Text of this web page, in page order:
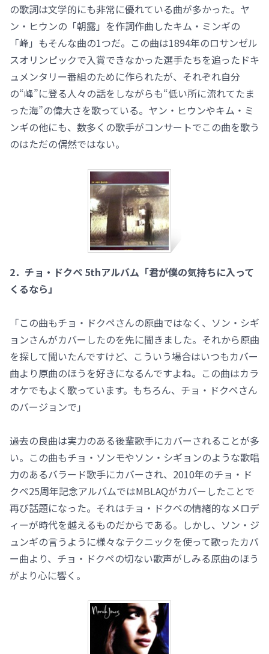
の歌詞は文学的にも非常に優れている曲が多かった。ヤ
ン・ヒウンの「朝露」を作詞作曲したキム・ミンギの
「峰」もそんな曲の1つだ。この曲は1894年のロサンゼル
スオリンピックで入賞できなかった選手たちを追ったドキ
ュメンタリー番組のために作られたが、それぞれ自分
の“峰”に登る人々の話をしながらも“低い所に流れてたま
った海”の偉大さを歌っている。ヤン・ヒウンやキム・ミ
ンギの他にも、数多くの歌手がコンサートでこの曲を歌う
のはただの偶然ではない。
2．チョ・ドクペ 5thアルバム「君が僕の気持ちに入って
くるなら」
「この曲もチョ・ドクペさんの原曲ではなく、ソン・シギ
ョンさんがカバーしたのを先に聞きました。それから原曲
を探して聞いたんですけど、こういう場合はいつもカバー
曲より原曲のほうを好きになるんですよね。この曲はカラ
オケでもよく歌っています。もちろん、チョ・ドクペさん
のバージョンで」
過去の良曲は実力のある後輩歌手にカバーされることが多
い。この曲もチョ・ソンモやソン・シギョンのような歌唱
力のあるバラード歌手にカバーされ、2010年のチョ・ド
クペ25周年記念アルバムではMBLAQがカバーしたことで
再び話題になった。それはチョ・ドクペの情緒的なメロデ
ィーが時代を越えるものだからである。しかし、ソン・ジ
ュンギの言うように様々なテクニックを使って歌ったカバ
ー曲より、チョ・ドクペの切ない歌声がしみる原曲のほう
がより心に響く。